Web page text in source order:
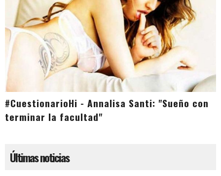
#CuestionarioHi - Annalisa Santi: "Sueño con
terminar la facultad"
Últimas noticias